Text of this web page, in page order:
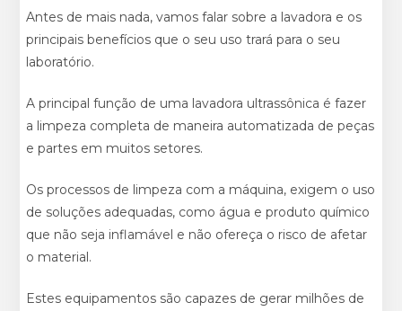
Antes de mais nada, vamos falar sobre a lavadora e os
principais benefícios que o seu uso trará para o seu
laboratório.
A principal função de uma lavadora ultrassônica é fazer
a limpeza completa de maneira automatizada de peças
e partes em muitos setores.
Os processos de limpeza com a máquina, exigem o uso
de soluções adequadas, como água e produto químico
que não seja inflamável e não ofereça o risco de afetar
o material.
Estes equipamentos são capazes de gerar milhões de